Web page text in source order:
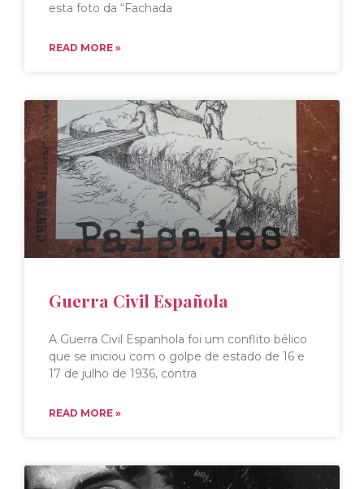
esta foto da “Fachada
READ MORE »
Guerra Civil Española
A Guerra Civil Espanhola foi um conflito bélico
que se iniciou com o golpe de estado de 16 e
17 de julho de 1936, contra
READ MORE »